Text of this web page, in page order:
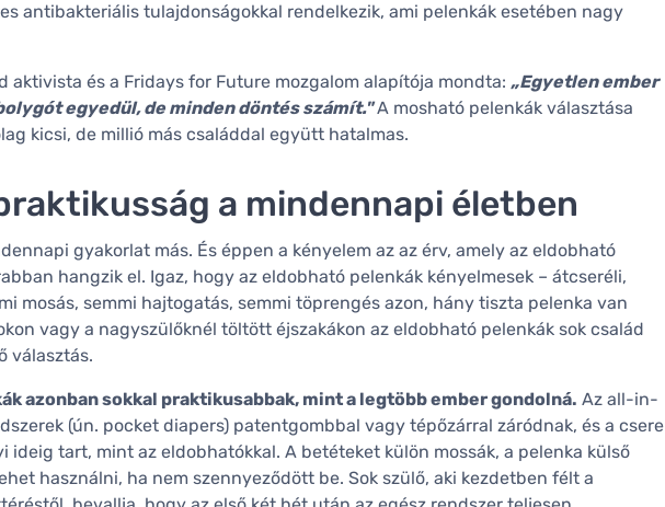
antibakteriális tulajdonságokkal rendelkezik, ami pelenkák esetében nagy
aktivista és a Fridays for Future mozgalom alapítója mondta: „Egyetlen ember
egyedül, de minden döntés számít."A mosható pelenkák választása
kicsi, de millió más családdal együtt hatalmas.
a mindennapi életben
gyakorlat más. És éppen a kényelem az az érv, amely az eldobható
hangzik el. Igaz, hogy az eldobható pelenkák kényelmesek – átcseréli,
mosás, semmi hajtogatás, semmi töprengés azon, hány tiszta pelenka van
vagy a nagyszülőknél töltött éjszakákon az eldobható pelenkák sok család
választás.
azonban sokkal praktikusabbak, mint a legtöbb ember gondolná. Az all-in-
(ún. pocket diapers) patentgombbal vagy tépőzárral záródnak, és a csere
ideig tart, mint az eldobhatókkal. A betéteket külön mossák, a pelenka külső
használni, ha nem szennyeződött be. Sok szülő, aki kezdetben félt a